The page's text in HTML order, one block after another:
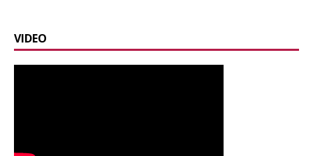
VIDEO